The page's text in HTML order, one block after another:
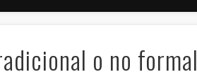
o no formal